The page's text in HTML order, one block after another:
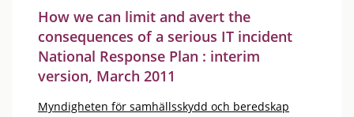
How we can limit and avert the
consequences of a serious IT incident
National Response Plan : interim
version, March 2011
Myndigheten för samhällsskydd och beredskap